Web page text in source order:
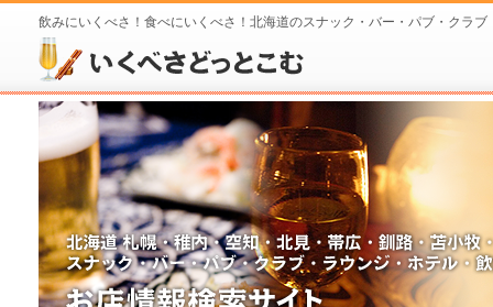
飲みにいくべさ！食べにいくべさ！北海道のスナック・バー・パブ・クラ